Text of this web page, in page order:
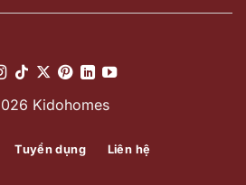
Kidohomes
Tuyển dụng Liên hệ